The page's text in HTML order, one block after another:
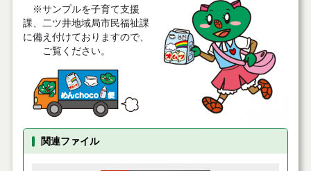
※サンプルを子育て支援
課、二ツ井地域局市民福祉課
に備え付けておりますので、
ご覧ください。
関連ファイル